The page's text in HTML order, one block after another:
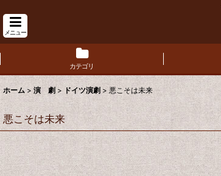
メニュー
カテゴリ
ホーム > 演 劇 > ドイツ演劇 > 悪こそは未来
悪こそは未来